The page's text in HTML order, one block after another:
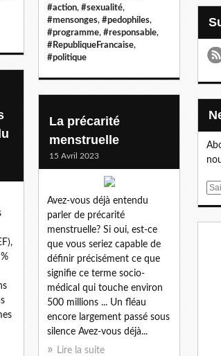
#action, #sexualité,
#mensonges, #pedophiles,
#programme, #responsable,
#RepubliqueFrancaise,
#politique
La précarité
menstruelle
15 Avril 2023
Avez-vous déjà entendu
parler de précarité
menstruelle? Si oui, est-ce
que vous seriez capable de
définir précisément ce que
signifie ce terme socio-
médical qui touche environ
500 millions ... Un fléau
encore largement passé sous
silence Avez-vous déjà...
Lire la suite
E